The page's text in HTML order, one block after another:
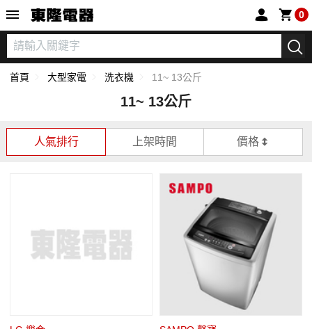
0
首頁 大型家電 洗衣機 11~ 13公斤
11~ 13公斤
人氣排行 上架時間 價格